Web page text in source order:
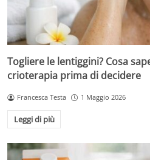
Togliere le lentiggini? Cosa
crioterapia prima di decidere
Francesca Testa 1 Maggio 2026
Leggi di più